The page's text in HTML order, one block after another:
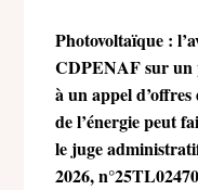
Photovoltaïque :
CDPENAF sur un
à un appel
de l’énergie peut
le juge
2026,